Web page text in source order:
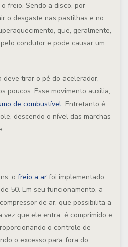
freio. Sendo a disco, por
o desgaste nas pastilhas e no
que, geralmente,
condutor e pode causar um
deve tirar o pé do acelerador,
poucos. Esse movimento auxilia,
de combustível. Entretanto é
descendo o nível das marchas
o freio a ar foi implementado
50. Em seu funcionamento, a
de ar, que possibilita a
vez que ele entra, é comprimido e
o controle de
o excesso para fora do